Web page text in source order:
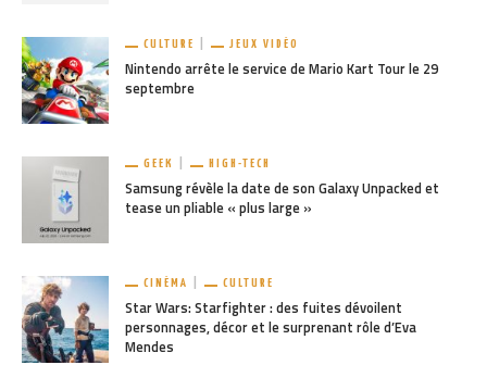
CULTURE JEUX VIDÉO
Nintendo arrête le service de Mario Kart Tour le 29
septembre
GEEK HIGH-TECH
Samsung révèle la date de son Galaxy Unpacked et
tease un pliable « plus large »
CINÉMA CULTURE
Star Wars: Starfighter : des fuites dévoilent
personnages, décor et le surprenant rôle d’Eva
Mendes